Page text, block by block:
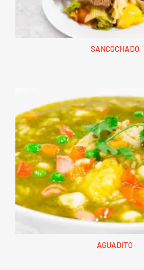
SANCOCHADO
AGUADITO